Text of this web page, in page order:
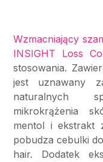
Wzmacniający
INSIGHT Loss
stosowania.
jest uznawany
naturalnych
mikrokrążenia
mentol i ekstrakt
pobudza cebulki
hair. Dodatek